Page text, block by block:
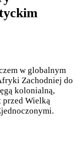
w globalnym
Zachodniej do
kolonialną,
przed Wielką